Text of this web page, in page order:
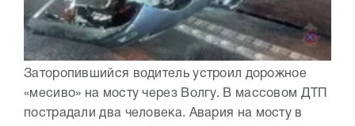
Заторопившийся водитель устроил дорожное
«месиво» на мосту через Волгу. В массовом ДТП
пострадали два человека. Авария на мосту в